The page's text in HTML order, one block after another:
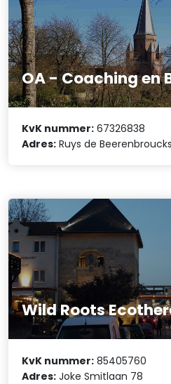
OA - Coaching en
KvK nummer: 67326838
Adres: Ruys de
Wild Roots
KvK nummer: 85405760
Adres: Joke Smitlaan 78